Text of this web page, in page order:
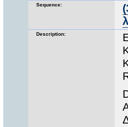
Sequence:
Description: